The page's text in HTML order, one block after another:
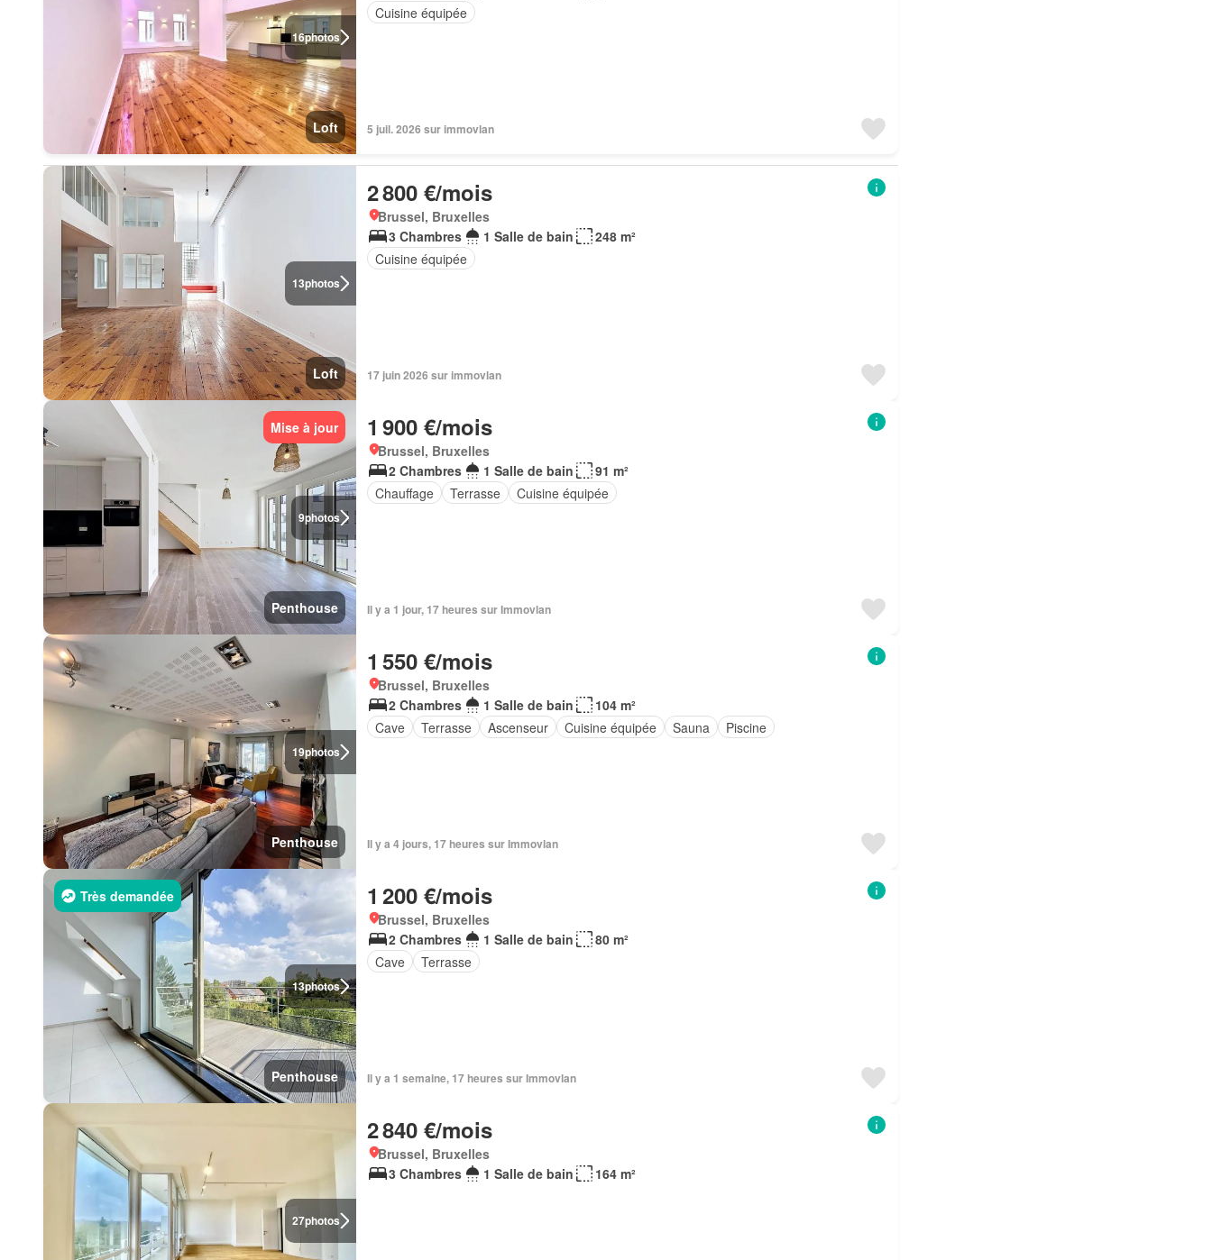
16photos
Loft
Cuisine équipée
5 juil. 2026 sur immovlan
13photos
Loft
2 800 €/mois
Brussel, Bruxelles
3 Chambres
1 Salle de bain
248 m²
Cuisine équipée
17 juin 2026 sur immovlan
9photos
Mise à jour
Penthouse
1 900 €/mois
Brussel, Bruxelles
2 Chambres
1 Salle de bain
91 m²
Chauffage
Terrasse Cuisine équipée
Il y a 1 jour, 17 heures sur Immovlan
19photos
Penthouse
1 550 €/mois
Brussel, Bruxelles
2 Chambres
1 Salle de bain
104 m²
Cave
Terrasse Ascenseur Cuisine équipée Sauna Piscine
Il y a 4 jours, 17 heures sur Immovlan
13photos
Très demandée
Penthouse
1 200 €/mois
Brussel, Bruxelles
2 Chambres
1 Salle de bain
80 m²
Cave
Terrasse
Il y a 1 semaine, 17 heures sur Immovlan
27photos
2 840 €/mois
Brussel, Bruxelles
3 Chambres
1 Salle de bain 164 m²